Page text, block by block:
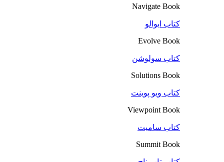
Navigate Book
کتاب ایوالو
Evolve Book
کتاب سولوشن
Solutions Book
کتاب ویو پوینت
Viewpoint Book
کتاب سامیت
Summit Book